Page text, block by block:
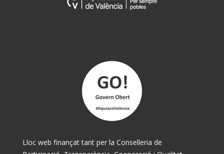
Lloc web finançat tant per la Conselleria de